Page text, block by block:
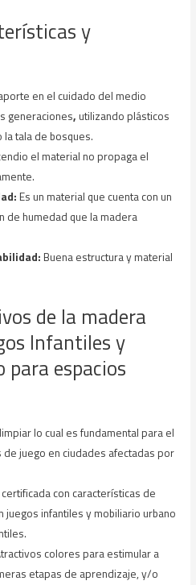
y
en el cuidado del medio
generaciones, utilizando plásticos
tala de bosques.
el material no propaga el
Es un material que cuenta con un
de humedad que la madera
Buena estructura y material
de la madera
Infantiles y
espacios
lo cual es fundamental para el
de juego en ciudades afectadas por
con características de
juegos infantiles y mobiliario urbano
colores para estimular a
etapas de aprendizaje, y/o